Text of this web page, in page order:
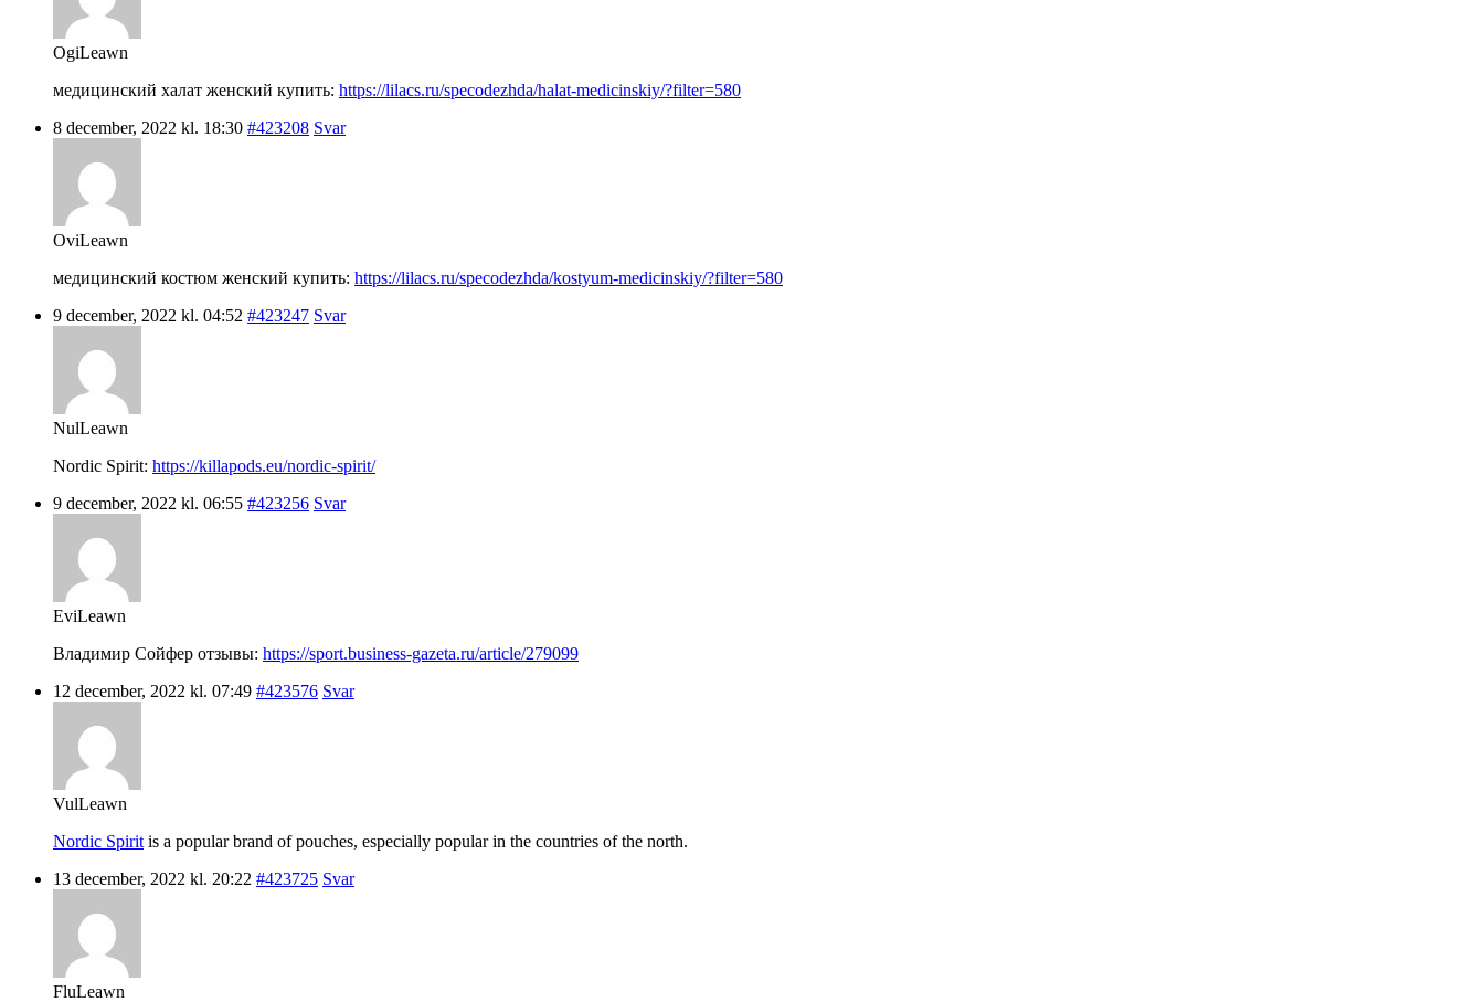
OgiLeawn
медицинский халат женский купить: https://lilacs.ru/specodezhda/halat-medicinskiy/?filter=580
8 december, 2022 kl. 18:30 #423208 Svar
OviLeawn
медицинский костюм женский купить: https://lilacs.ru/specodezhda/kostyum-medicinskiy/?filter=580
9 december, 2022 kl. 04:52 #423247 Svar
NulLeawn
Nordic Spirit: https://killapods.eu/nordic-spirit/
9 december, 2022 kl. 06:55 #423256 Svar
EviLeawn
Владимир Сойфер отзывы: https://sport.business-gazeta.ru/article/279099
12 december, 2022 kl. 07:49 #423576 Svar
VulLeawn
Nordic Spirit is a popular brand of pouches, especially popular in the countries of the north.
13 december, 2022 kl. 20:22 #423725 Svar
FluLeawn